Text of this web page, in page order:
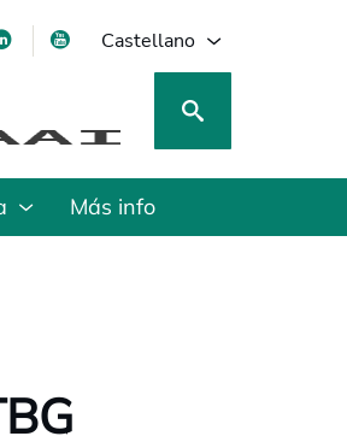
nueva
en una pestaña nueva
se abre en una pestaña nueva
se abre en una pestaña
Castellano
Más info